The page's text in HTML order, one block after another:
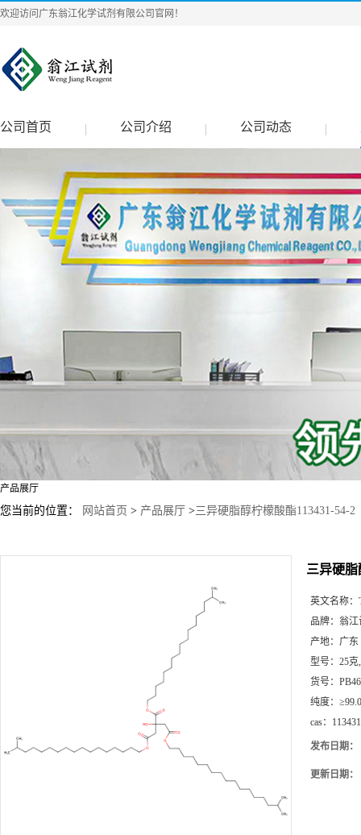
欢迎访问广东翁江化学试剂有限公司官网！
公司首页 公司介绍 公司动态
产品展厅
您当前的位置： 网站首页 > 产品展厅 >三异硬脂醇柠檬酸酯113431-54-2
三异硬脂
英文名称：
品牌： 翁江
产地： 广东
型号： 25克
货号：
纯度：
cas：
发布日期：
更新日期：